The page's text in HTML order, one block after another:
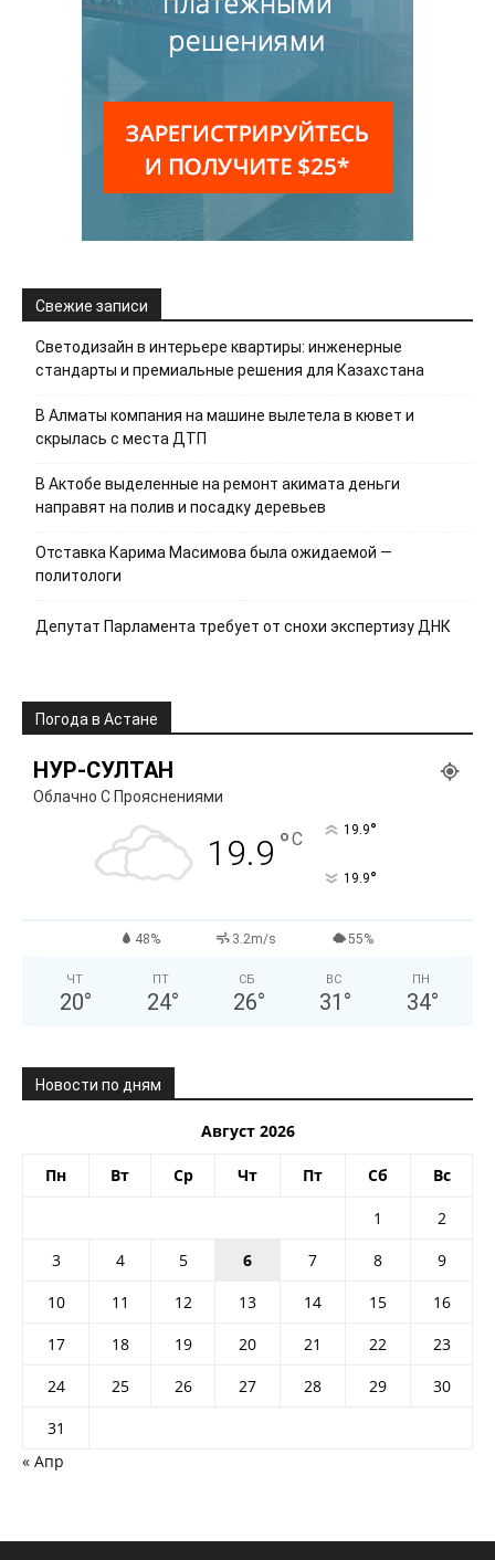
Свежие записи
Светодизайн в интерьере квартиры: инженерные
стандарты и премиальные решения для Казахстана
В Алматы компания на машине вылетела в кювет и
скрылась с места ДТП
В Актобе выделенные на ремонт акимата деньги
направят на полив и посадку деревьев
Отставка Карима Масимова была ожидаемой —
политологи
Депутат Парламента требует от снохи экспертизу ДНК
Погода в Астане
НУР-СУЛТАН
Облачно С Прояснениями
19.9 °C 19.9°
19.9°
48% 3.2m/s 55%
ЧТ
20°
ПТ
24°
СБ
26°
ВС
31 °
ПН
34°
Новости по дням
Август 2026
Пн Вт Ср Чт Пт Сб Вс
1
2
3
4 5 6 7 8
9
10
11 12 13 14 15
16
17
18 19 20 21 22
23
24
25 26 27 28 29
30
31
« Апр